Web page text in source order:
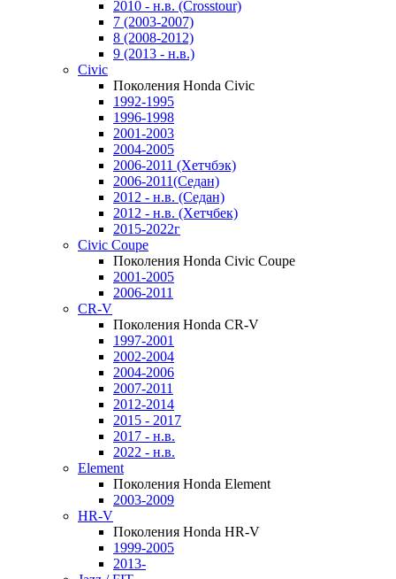
2010 - н.в. (Crosstour)
7 (2003-2007)
8 (2008-2012)
9 (2013 - н.в.)
Civic
Поколения Honda Civic
1992-1995
1996-1998
2001-2003
2004-2005
2006-2011 (Хетчбэк)
2006-2011(Седан)
2012 - н.в. (Седан)
2012 - н.в. (Хетчбек)
2015-2022г
Civic Coupe
Поколения Honda Civic Coupe
2001-2005
2006-2011
CR-V
Поколения Honda CR-V
1997-2001
2002-2004
2004-2006
2007-2011
2012-2014
2015 - 2017
2017 - н.в.
2022 - н.в.
Element
Поколения Honda Element
2003-2009
HR-V
Поколения Honda HR-V
1999-2005
2013-